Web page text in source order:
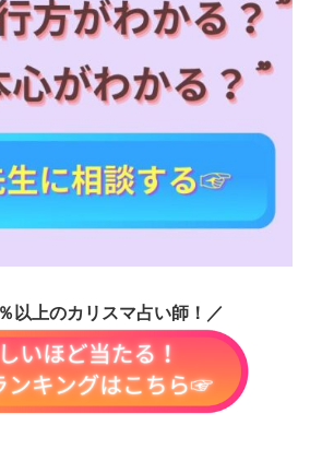
以上のカリスマ占い師！／